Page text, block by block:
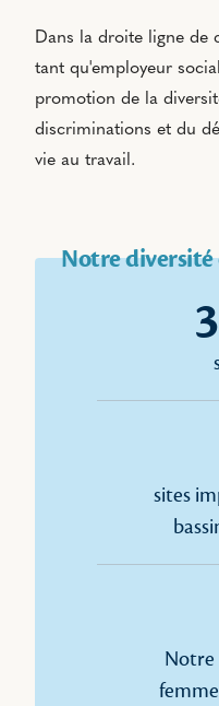
Dans la droite ligne de
tant qu'employeur
promotion de la
discriminations et du
vie au travail.
Notre diversité
sites
Notre